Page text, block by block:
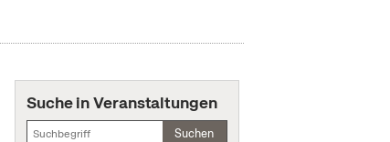
Suche in Veranstaltungen
Suchen